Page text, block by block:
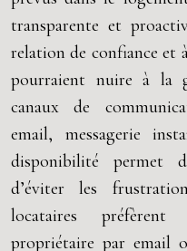
transparente et
relation de confiance et
pourraient nuire à la
canaux de
email, messagerie
disponibilité permet
d’éviter les
locataires
propriétaire par email